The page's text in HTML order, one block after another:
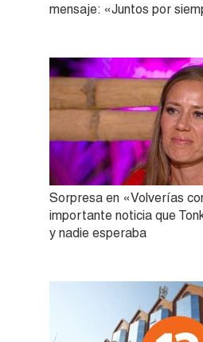
mensaje: «Juntos por
Sorpresa en «Volverías
importante noticia que
y nadie esperaba